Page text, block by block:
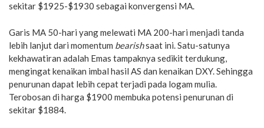
sekitar $1925-$1930 sebagai konvergensi MA.
Garis MA 50-hari yang melewati MA 200-hari menjadi tanda
lebih lanjut dari momentum bearishsaat ini. Satu-satunya
kekhawatiran adalah Emas tampaknya sedikit terdukung,
mengingat kenaikan imbal hasil AS dan kenaikan DXY. Sehingga
penurunan dapat lebih cepat terjadi pada logam mulia.
Terobosan di harga $1900 membuka potensi penurunan di
sekitar $1884.